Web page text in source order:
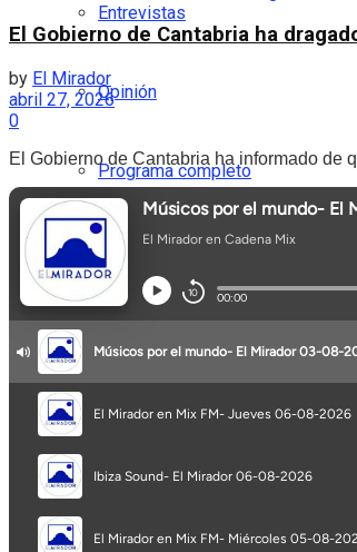
Entrevistas
Opinión
Programa completo
Secciones
No Result
El Gobierno de Cantabria ha
by El Mirador
abril 27, 2026
0
El Gobierno de Cantabria ha informado de